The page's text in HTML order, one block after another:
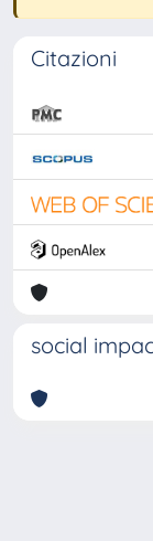
Citazioni
social